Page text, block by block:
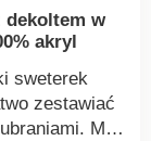
poziomu
gwarantuje
zasady
kontrolowane
dekoltem w
akryl
sweterek
zestawiać
Ma